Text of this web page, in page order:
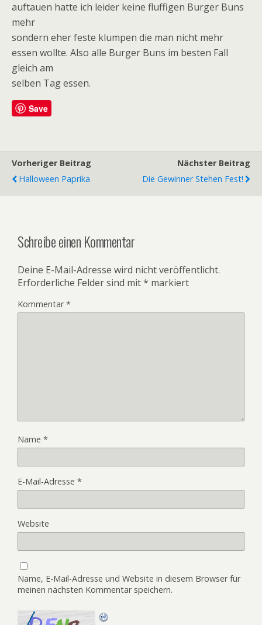
auftauen hatte ich leider keine fluffigen Burger Buns
mehr
sondern eher feste klumpen die man nicht mehr
essen wollte. Also alle Burger Buns im besten Fall
gleich am
selben Tag essen.
Save
Vorheriger Beitrag
Halloween Paprika
Nächster Beitrag
Die Gewinner Stehen Fest!
Schreibe einen Kommentar
Deine E-Mail-Adresse wird nicht veröffentlicht.
Erforderliche Felder sind mit* markiert
Kommentar*
Name *
E-Mail-Adresse *
Website
Name, E-Mail-Adresse und Website in diesem Browser für
meinen nächsten Kommentar speichern.